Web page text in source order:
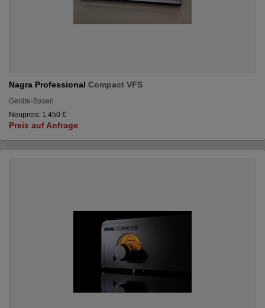
Nagra Professional Compact VFS
Geräte-Basen
Neupreis: 1.450 €
Preis auf Anfrage